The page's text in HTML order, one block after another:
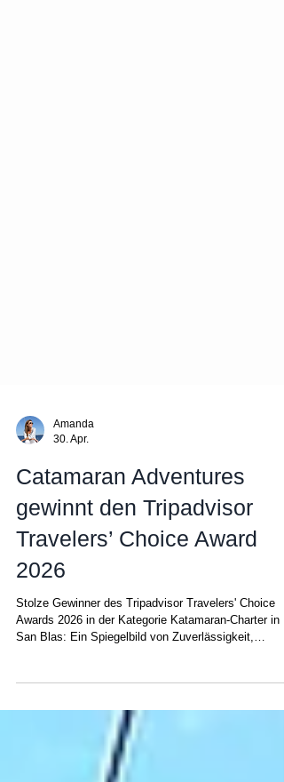
Amanda
30. Apr.
Catamaran Adventures
gewinnt den Tripadvisor
Travelers’ Choice Award
2026
Awards 2026 in der Kategorie Katamaran-Charter in
Unterstützung und echter Expertise in San Blas Es
gibt Auszeichnungen, und dann gibt es
Auszeichnungen, die wirklich reale Erfahrungen
widerspiegeln . Der Tripadvisor Travelers' Choice